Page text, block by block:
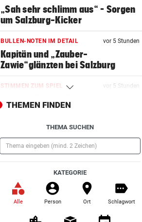
„Sah sehr schlimm aus“ – Sorgen
um Salzburg-Kicker
BULLEN-NOTEN IM DETAIL vor 5 Stunden
Kapitän und „Zauber-
Zawie“glänzten bei Salzburg
STIMMEN ZUM SPIEL vor 5 Stunden
Austria-Trainer Helm: „Das macht
uns besser!“
KUNDENDATEN BETROFFEN
Cyberangriff auf Wiener
Schmuckhändler Frey Wille
EUROPA-LEAGUE-QUALI
Joker Tabakovic führt Salzburg zu
Last-Minute-Sieg
PALÄSTINENSER GETÖTET vor 6 Stunden
THEMEN FINDEN
THEMA SUCHEN
KATEGORIE
Alle Person Ort Schlagwort